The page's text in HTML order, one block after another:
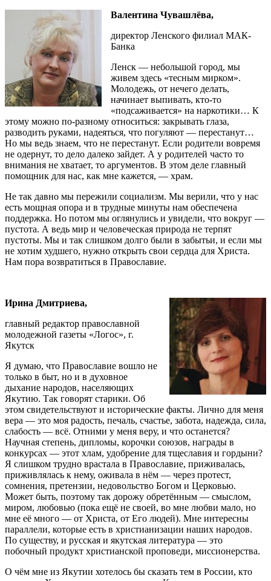
Валентина Чувашлёва,
директор Ленского филиал МАК-
Банка
Ленск — небольшой город, мы
живем здесь «тесным мирком».
Молодежь, от нечего делать,
начинает выпивать, кто-то
«подсаживается» на наркотики… К
этому можно по-разному относиться: закрывать глаза,
разводить руками, надеяться, что погуляют — перестанут…
Но мы ведь знаем, что не перестанут. Если родители вовремя
не одернут, то дело далеко зайдет. А у родителей часто то
внимания не хватает, то аргументов. В этом деле главный
помощник для нас, как мне кажется, — храм.
Не так давно мы пережили социализм. Мы верили, что у нас
есть мощная опора и в трудные минуты нам обеспечена
поддержка. Но потом мы оглянулись и увидели, что вокруг —
пустота. А ведь мир и человеческая природа не терпят
пустоты. Мы и так слишком долго были в забытьи, и если мы
не хотим худшего, нужно открыть свои сердца для Христа.
Нам пора возвратиться в Православие.
Ирина Дмитриева,
главный редактор православной
молодежной газеты «Логос», г.
Якутск
Я думаю, что Православие вошло не
только в быт, но и в духовное
дыхание народов, населяющих
Якутию. Так говорят старики. Об
этом свидетельствуют и исторические факты. Лично для меня
вера — это моя радость, печаль, счастье, забота, надежда, сила,
слабость — всё. Отними у меня веру, и что останется?
Научная степень, дипломы, корочки союзов, награды в
конкурсах — этот хлам, удобрение для тщеславия и гордыни?
Я слишком трудно врастала в Православие, приживалась,
приживлялась к нему, оживала в нём — через протест,
сомнения, претензии, недовольство Богом и Церковью.
Может быть, поэтому так дорожу обретённым — смыслом,
миром, любовью (пока ещё не своей, во мне любви мало, но
мне её много — от Христа, от Его людей). Мне интересны
параллели, которые есть в христианизации наших народов.
По существу, и русская и якутская литература — это
побочный продукт христианской проповеди, миссионерства.
О чём мне из Якутии хотелось бы сказать тем в России, кто